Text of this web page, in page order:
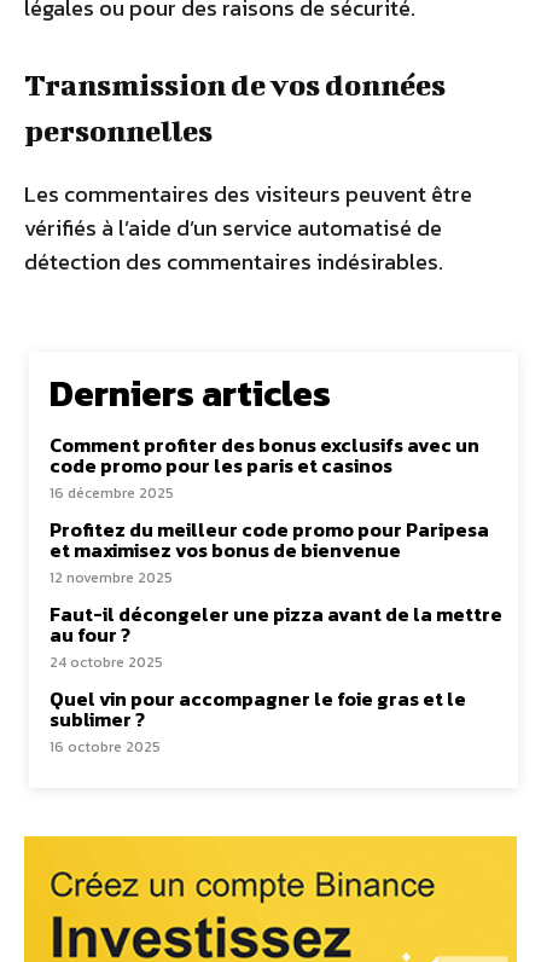
légales ou pour des raisons de sécurité.
Transmission de vos données
personnelles
Les commentaires des visiteurs peuvent être
vérifiés à l’aide d’un service automatisé de
détection des commentaires indésirables.
Derniers articles
Comment profiter des bonus exclusifs avec un
code promo pour les paris et casinos
16 décembre 2025
Profitez du meilleur code promo pour Paripesa
et maximisez vos bonus de bienvenue
12 novembre 2025
Faut-il décongeler une pizza avant de la mettre
au four ?
24 octobre 2025
Quel vin pour accompagner le foie gras et le
sublimer ?
16 octobre 2025